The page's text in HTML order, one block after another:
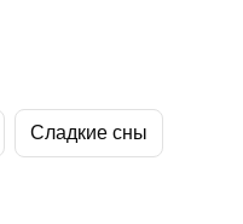
Сладкие сны